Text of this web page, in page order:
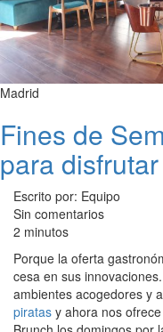
Madrid
Fines de
para
Escrito por: Equipo
Sin comentarios
2 minutos
Porque la oferta
cesa en sus
ambientes acogedores y
piratas y ahora nos